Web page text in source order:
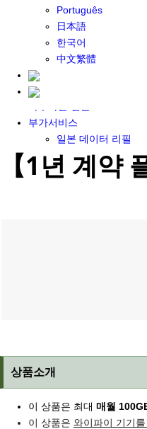
Português
日本語
한국어
中文繁體
데이터팩 구매
충전식 유심 카드
일본 데이터팩
한국 데이터팩
대여하기
부가서비스
일본 데이터 리필
【1년 계약
상품소개
이 상품은 최대 매월
이 상품은 와이파이 기기